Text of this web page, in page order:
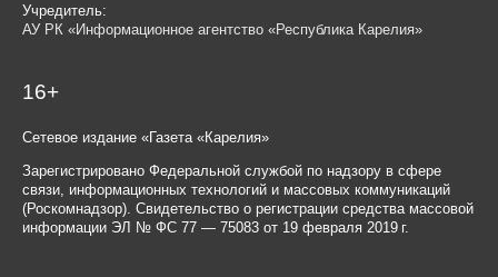
Учредитель:
АУ РК «Информационное агентство «Республика Карелия»
16+
Сетевое издание «Газета «Карелия»
Зарегистрировано Федеральной службой по надзору в сфере
связи, информационных технологий и массовых коммуникаций
(Роскомнадзор). Свидетельство о регистрации средства массовой
информации ЭЛ № ФС 77 — 75083 от 19 февраля 2019 г.